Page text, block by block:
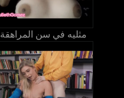
مثليه في سن المراهقة